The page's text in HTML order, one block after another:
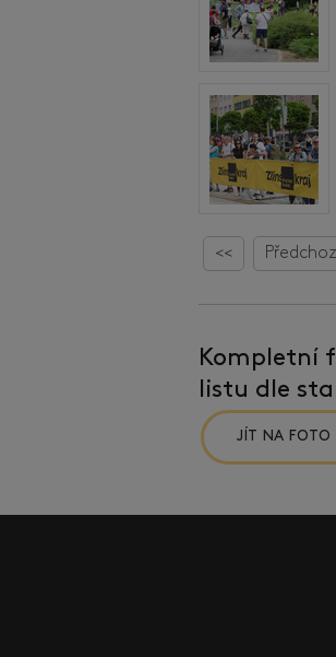
<<
Kompletní
listu dle
JÍT NA FOTO